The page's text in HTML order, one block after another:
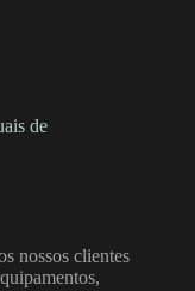
de
nossos clientes